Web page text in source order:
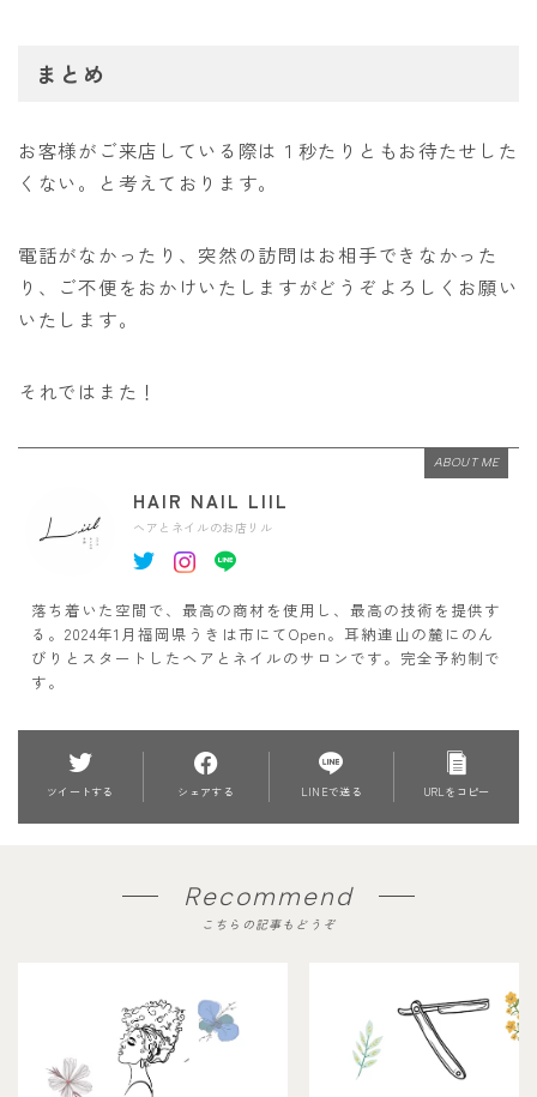
まとめ
お客様がご来店している際は１秒たりともお待たせした
くない。と考えております。
電話がなかったり、突然の訪問はお相手できなかった
り、ご不便をおかけいたしますがどうぞよろしくお願い
いたします。
それではまた！
ABOUT ME
HAIR NAIL LIIL
ヘアとネイルのお店リル
落ち着いた空間で、最高の商材を使用し、最高の技術を提供す
る。2024年1月福岡県うきは市にてOpen。耳納連山の麓にのん
びりとスタートしたヘアとネイルのサロンです。完全予約制で
す。
ツイートする シェアする LINEで送る URLをコピー
Recommend
こちらの記事もどうぞ